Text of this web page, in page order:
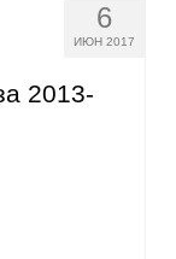
6
ИЮН 2017
2013-